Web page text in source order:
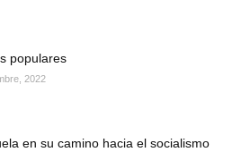
populares
2022
en su camino hacia el socialismo